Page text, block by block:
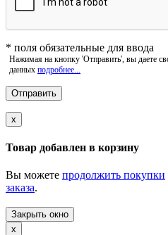
* поля обязательные для ввода
Нажимая на кнопку 'Отправить', вы даете
данных подробнее...
x
Товар добавлен в корзину
Вы можете продолжить покупки
заказа.
Закрыть окно
x